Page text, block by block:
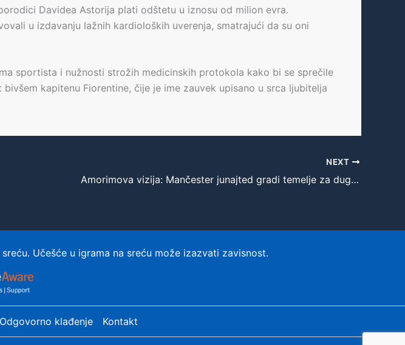
Davidea Astorija plati odštetu u iznosu od milion evra.
u izdavanju lažnih kardioloških uverenja, smatrajući da su oni
sportista i nužnosti strožih medicinskih protokola kako bi se sprečile
kapitenu Fiorentine, čije je ime zauvek upisano u srca ljubitelja
NEXT
Amorimova vizija: Mančester junajted gradi temelje za dugoročne uspehe
Učešće u igrama na sreću može izazvati zavisnost.
Odgovorno klađenje Kontakt